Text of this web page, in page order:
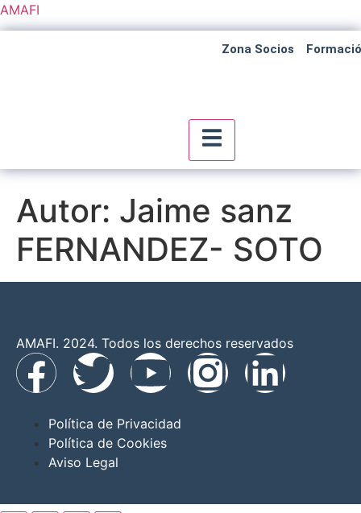
AMAFI
Zona Socios
Menú conmutador
Autor: Jaime sanz
FERNANDEZ- SOTO
AMAFI. 2024. Todos los derechos reservados
Política de Privacidad
Política de Cookies
Aviso Legal